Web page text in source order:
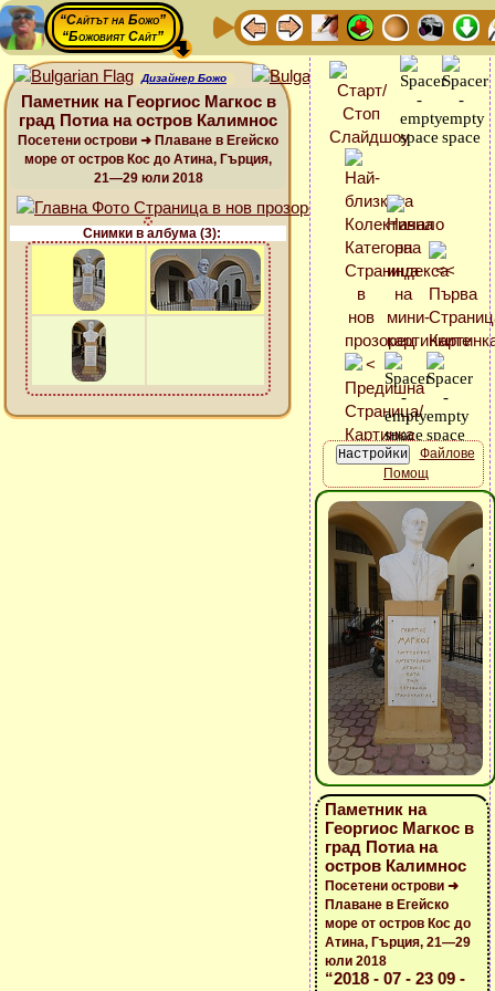
“Сайтът на Божо”
“Божовият Сайт”
Дизайнер Божо
Паметник на Георгиос Магкос в
град Потиа на остров Калимнос
Посетени острови ➜ Плаване в Егейско
море от остров Кос до Атина, Гърция,
21—29 юли 2018
Снимки в албума (3):
Файлове
Помощ
Паметник на
Георгиос Магкос в
град Потиа на
остров Калимнос
Посетени острови ➜
Плаване в Егейско
море от остров Кос до
Атина, Гърция, 21—29
юли 2018
“2018 - 07 - 23 09 -